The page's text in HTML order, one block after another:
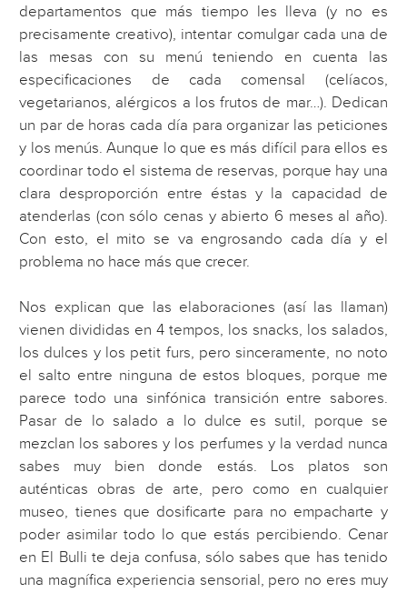
departamentos que más tiempo les lleva (y no es
precisamente creativo), intentar comulgar cada una de
las mesas con su menú teniendo en cuenta las
especificaciones de cada comensal (celíacos,
vegetarianos, alérgicos a los frutos de mar…). Dedican
un par de horas cada día para organizar las peticiones
y los menús. Aunque lo que es más difícil para ellos es
coordinar todo el sistema de reservas, porque hay una
clara desproporción entre éstas y la capacidad de
atenderlas (con sólo cenas y abierto 6 meses al año).
Con esto, el mito se va engrosando cada día y el
problema no hace más que crecer.
Nos explican que las elaboraciones (así las llaman)
vienen divididas en 4 tempos, los snacks, los salados,
los dulces y los petit furs, pero sinceramente, no noto
el salto entre ninguna de estos bloques, porque me
parece todo una sinfónica transición entre sabores.
Pasar de lo salado a lo dulce es sutil, porque se
mezclan los sabores y los perfumes y la verdad nunca
sabes muy bien donde estás. Los platos son
auténticas obras de arte, pero como en cualquier
museo, tienes que dosificarte para no empacharte y
poder asimilar todo lo que estás percibiendo. Cenar
en El Bulli te deja confusa, sólo sabes que has tenido
una magnífica experiencia sensorial, pero no eres muy